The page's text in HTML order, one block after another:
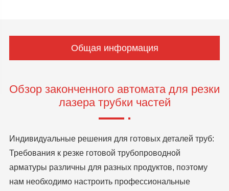
Общая информация
Обзор законченного автомата для резки
лазера трубки частей
Индивидуальные решения для готовых деталей труб:
Требования к резке готовой трубопроводной
арматуры различны для разных продуктов, поэтому
нам необходимо настроить профессиональные